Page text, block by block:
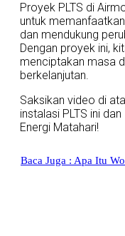
Proyek PLTS di
untuk
dan mendukung
Dengan proyek ini,
menciptakan masa
berkelanjutan.
Saksikan video di
instalasi PLTS ini dan
Energi Matahari!
Baca Juga : Apa Itu